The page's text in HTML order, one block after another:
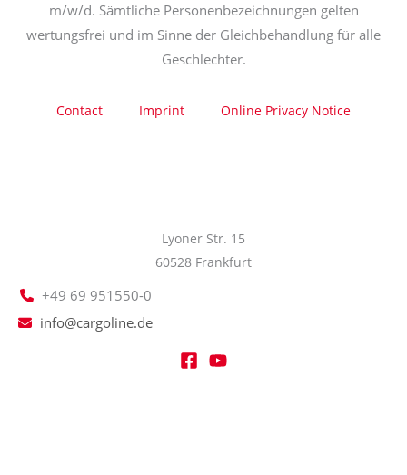
m/w/d. Sämtliche Personenbezeichnungen gelten
wertungsfrei und im Sinne der Gleichbehandlung für alle
Geschlechter.
Contact Imprint Online Privacy Notice
Lyoner Str. 15
60528 Frankfurt
+49 69 951550-0
info@cargoline.de